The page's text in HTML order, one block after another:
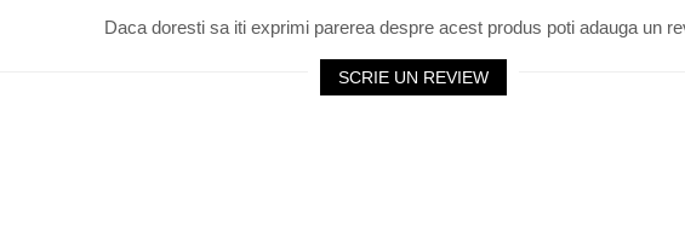
Daca doresti sa iti exprimi parerea despre acest produs poti adauga un
SCRIE UN REVIEW